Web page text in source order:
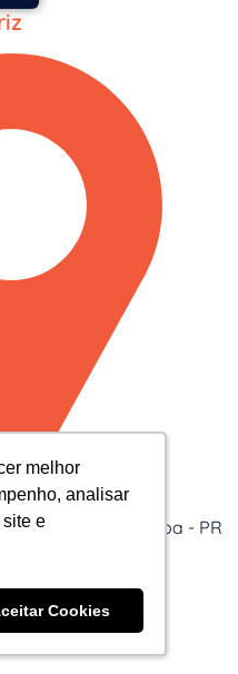
melhor
analisar
e
Cookies
melhor
analisar
e
Cookies
Cívico - Curitiba - PR